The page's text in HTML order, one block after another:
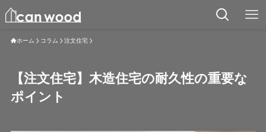
ホーム コラム 注文住宅
【注文住宅】木造住宅の耐久性の重要な
ポイント